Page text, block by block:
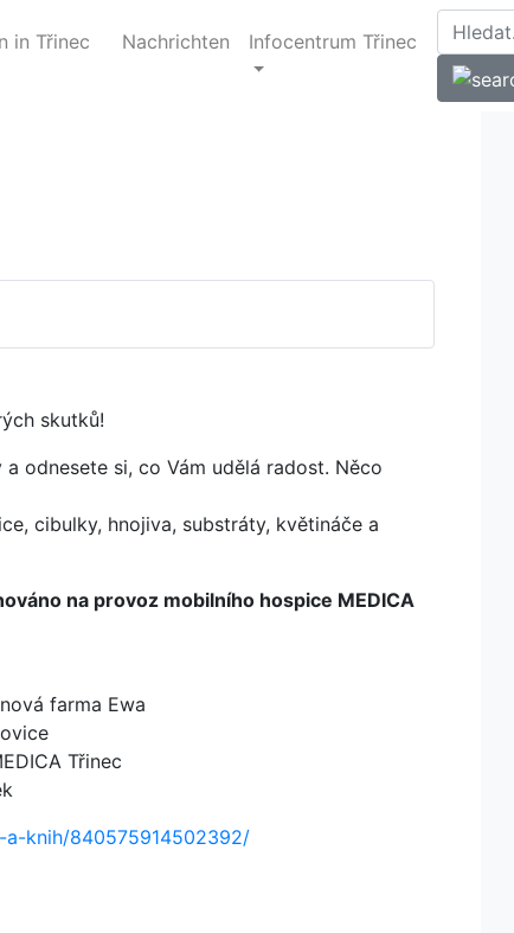
in Třinec Nachrichten Infocentrum Třinec
skutků!
odnesete si, co Vám udělá radost. Něco
cibulky, hnojiva, substráty, květináče a
na provoz mobilního hospice MEDICA
farma Ewa
Třinec
knih/840575914502392/